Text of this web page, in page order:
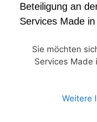
Beteiligung an
Services Made
Sie möchten
Services Made
Weitere